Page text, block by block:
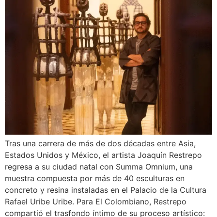
Tras una carrera de más de dos décadas entre Asia,
Estados Unidos y México, el artista Joaquín Restrepo
regresa a su ciudad natal con Summa Omnium, una
muestra compuesta por más de 40 esculturas en
concreto y resina instaladas en el Palacio de la Cultura
Rafael Uribe Uribe. Para El Colombiano, Restrepo
compartió el trasfondo íntimo de su proceso artístico: